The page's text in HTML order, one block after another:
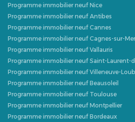
Programme immobilier neuf Nice
Programme immobilier neuf Antibes
Programme immobilier neuf Cannes
Programme immobilier neuf Cagnes-sur-Mer
Programme immobilier neuf Vallauris
Programme immobilier neuf Saint-Laurent-
Programme immobilier neuf Villeneuve-
Programme immobilier neuf Beausoleil
Programme immobilier neuf Toulouse
Programme immobilier neuf Montpellier
Programme immobilier neuf Bordeaux